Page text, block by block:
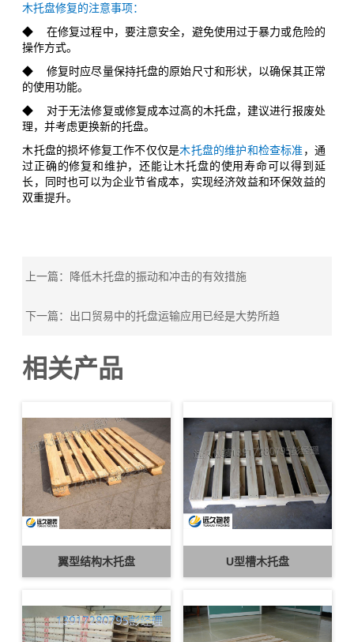
木托盘修复的注意事项：
◆ 在修复过程中，要注意安全，避免使用过于暴力或危险的
操作方式。
◆ 修复时应尽量保持托盘的原始尺寸和形状，以确保其正常
的使用功能。
◆ 对于无法修复或修复成本过高的木托盘，建议进行报废处
理，并考虑更换新的托盘。
木托盘的损坏修复工作不仅仅是木托盘的维护和检查标准 ，通
过正确的修复和维护，还能让木托盘的使用寿命可以得到延
长，同时也可以为企业节省成本，实现经济效益和环保效益的
双重提升。
上一篇：降低木托盘的振动和冲击的有效措施
下一篇：出口贸易中的托盘运输应用已经是大势所趋
相关产品
翼型结构木托盘 U型槽木托盘